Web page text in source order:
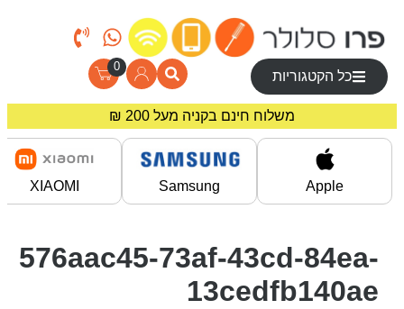
כל הקטגוריות
0
משלוח חינם בקניה מעל 200 ₪
מחירים מיוחדים לרוכשים באתר!
Apple
Samsung
XIAOMI
576aac45-73af-43cd-84ea-
13cedfb140ae